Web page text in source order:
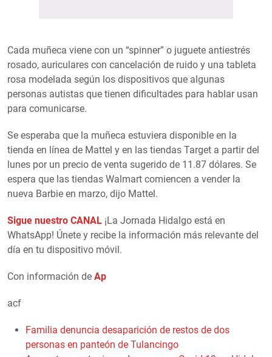
Cada muñeca viene con un “spinner” o juguete antiestrés
rosado, auriculares con cancelación de ruido y una tableta
rosa modelada según los dispositivos que algunas
personas autistas que tienen dificultades para hablar usan
para comunicarse.
Se esperaba que la muñeca estuviera disponible en la
tienda en línea de Mattel y en las tiendas Target a partir del
lunes por un precio de venta sugerido de 11.87 dólares. Se
espera que las tiendas Walmart comiencen a vender la
nueva Barbie en marzo, dijo Mattel.
Sigue nuestro CANAL ¡La Jornada Hidalgo está en
WhatsApp! Únete y recibe la información más relevante del
día en tu dispositivo móvil.
Con información de Ap
acf
Familia denuncia desaparición de restos de dos
personas en panteón de Tulancingo